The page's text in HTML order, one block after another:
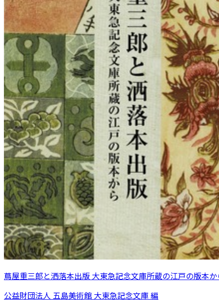
蔦屋重三郎と洒落本出版 大東急記念文庫所蔵の江戸の版本
公益財団法人 五島美術館 大東急記念文庫 編